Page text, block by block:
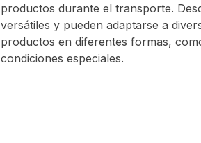
productos durante el transporte.
versátiles y pueden adaptarse a
productos en diferentes formas,
condiciones especiales.